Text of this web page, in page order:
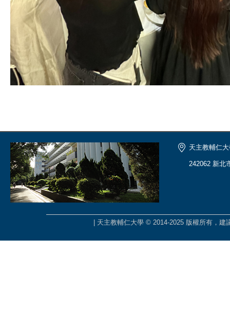
天主教輔仁
242062 新北
| 天主教輔仁大學 © 2014-2025 版權所有，